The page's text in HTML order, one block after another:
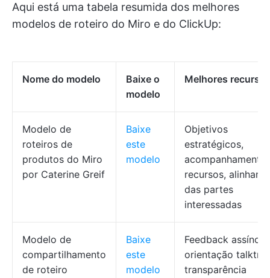
Aqui está uma tabela resumida dos melhores
modelos de roteiro do Miro e do ClickUp:
Nome do modelo
Baixe o
modelo
Melhores
Modelo de
roteiros de
produtos do Miro
por Caterine Greif
Baixe
este
modelo
Objetivos
estratégicos,
acompanhamento
recursos,
das partes
interessadas
Modelo de
compartilhamento
de roteiro
Baixe
este
modelo
Feedback
orientação
transparência